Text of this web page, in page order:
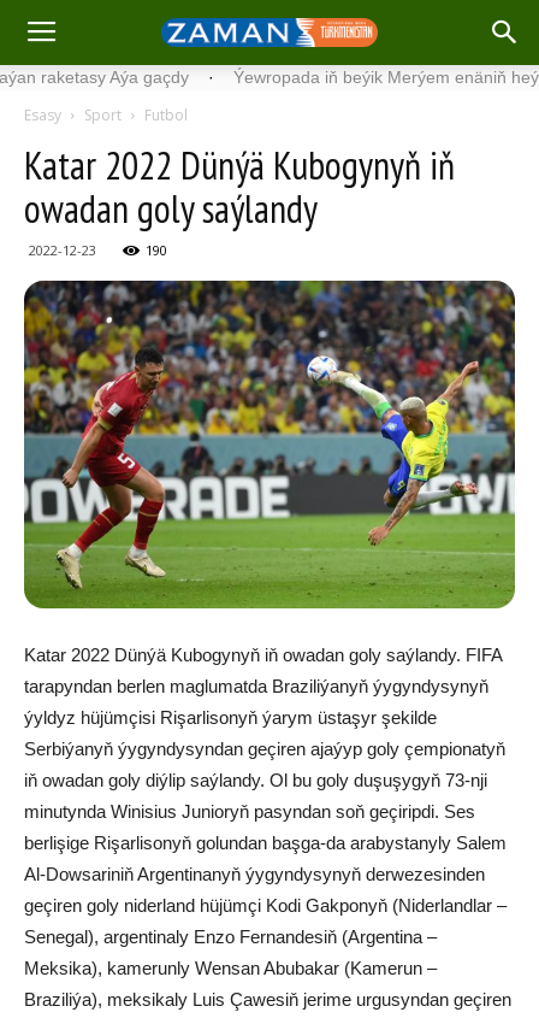
Aýa gaçdy · Ýewropada iň beýik Merýem enäniň heýkeli
Esasy Sport Futbol
Katar 2022 Dünýä Kubogynyň iň
owadan goly saýlandy
2022-12-23 190
Katar 2022 Dünýä Kubogynyň iň owadan goly saýlandy. FIFA
tarapyndan berlen maglumatda Braziliýanyň ýygyndysynyň
ýyldyz hüjümçisi Rişarlisonyň ýarym üstaşyr şekilde
Serbiýanyň ýygyndysyndan geçiren ajaýyp goly çempionatyň
iň owadan goly diýlip saýlandy. Ol bu goly duşuşygyň 73-nji
minutynda Winisius Junioryň pasyndan soň geçiripdi. Ses
berlişige Rişarlisonyň golundan başga-da arabystanyly Salem
Al-Dowsariniň Argentinanyň ýygyndysynyň derwezesinden
geçiren goly niderland hüjümçi Kodi Gakponyň (Niderlandlar –
Senegal), argentinaly Enzo Fernandesiň (Argentina –
Meksika), kamerunly Wensan Abubakar (Kamerun –
Braziliýa), meksikaly Luis Çawesiň jerime urgusyndan geçiren